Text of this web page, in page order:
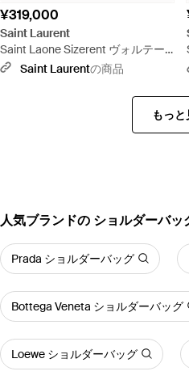
¥319,000
Saint Laurent
Saint Laone Sizerent ヴォルテー
ル ミニ（パテントレザー） - レッ
Saint Laurentの商品
もっと
人気ブランドの ショルダーバッ
Prada ショルダーバッグ
Bottega Veneta ショルダーバッグ
Loewe ショルダーバッグ